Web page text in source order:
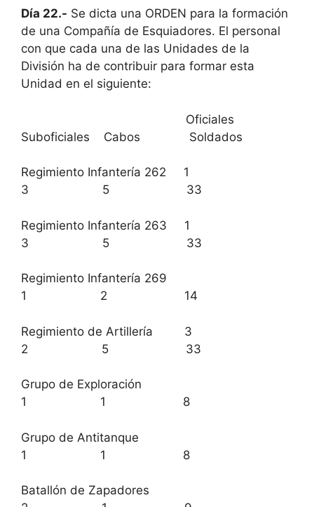
Día 22.- Se dicta una ORDEN para la formación
de una Compañía de Esquiadores. El personal
con que cada una de las Unidades de la
División ha de contribuir para formar esta
Unidad en el siguiente:
Oficiales
Suboficiales Cabos Soldados
Regimiento Infantería 262 1
3 5 33
Regimiento Infantería 263 1
3 5 33
Regimiento Infantería 269
1 2 14
Regimiento de Artillería 3
2 5 33
Grupo de Exploración
1 1 8
Grupo de Antitanque
1 1 8
Batallón de Zapadores